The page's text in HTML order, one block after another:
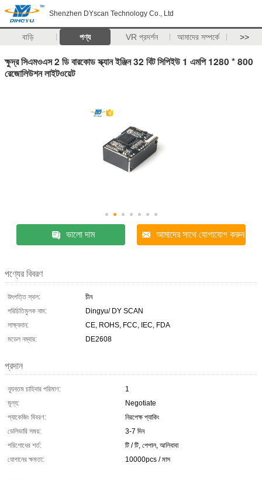
Shenzhen DYscan Technology Co., Ltd
বাড়ি পণ্য VR প্রদর্শন আমাদের সম্পর্কে >>
ক্ষুদ্র সিএমওএস 2 ডি বারকোড স্ক্যান ইঞ্জিন 32 বিট সিপিইউ 1 এমপি 1280 * 800
রেজোলিউশন লাইটওয়েট
ভালো দাম আমাদের সাথে যোগাযোগ করুন
পণ্যের বিবরণ
উৎপত্তি স্থল:
চীন
পরিচিতিমুলক নাম:
Dingyu/ DY SCAN
সাক্ষ্যদান:
CE, ROHS, FCC, IEC, FDA
মডেল নম্বার:
DE2608
প্রদান
ন্যূনতম চাহিদার পরিমাণ:
1
মূল্য:
Negotiate
প্যাকেজিং বিবরণ:
নিরপেক্ষ প্যাকিং
ডেলিভারি সময়:
3-7 দিন
পরিশোধের শর্ত:
টি / টি, পেপাল, আলিবাবা
যোগানের ক্ষমতা:
10000pcs / মাস